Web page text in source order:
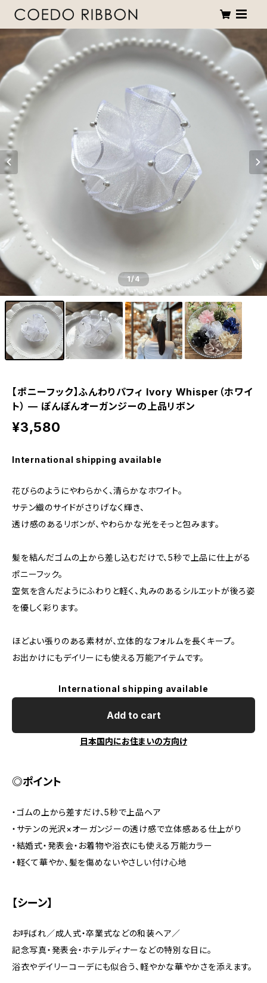
1/4
【ポニーフック】ふんわりパフィ Ivory Whisper（ホワイ
ト） — ぽんぽんオーガンジーの上品リボン
¥3,580
International shipping available
花びらのようにやわらかく、清らかなホワイト。
サテン織のサイドがさりげなく輝き、
透け感のあるリボンが、やわらかな光をそっと包みます。
髪を結んだゴムの上から差し込むだけで、5秒で上品に仕上がる
ポニーフック。
空気を含んだようにふわりと軽く、丸みのあるシルエットが後ろ姿
を優しく彩ります。
ほどよい張りのある素材が、立体的なフォルムを長くキープ。
お出かけにもデイリーにも使える万能アイテムです。
International shipping available
Add to cart
日本国内にお住まいの方向け
◎ポイント
・ゴムの上から差すだけ、5秒で上品ヘア
・サテンの光沢×オーガンジーの透け感で立体感ある仕上がり
・結婚式・発表会・お着物や浴衣にも使える万能カラー
・軽くて華やか、髪を傷めないやさしい付け心地
【シーン】
お呼ばれ／成人式・卒業式などの和装ヘア／
記念写真・発表会・ホテルディナーなどの特別な日に。
浴衣やデイリーコーデにも似合う、軽やかな華やかさを添えます。